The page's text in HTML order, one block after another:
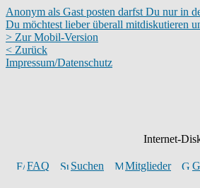
Anonym als Gast posten darfst Du nur in
Du möchtest lieber überall mitdiskutieren
> Zur Mobil-Version
< Zurück
Impressum/Datenschutz
Internet-
FAQ Suchen Mitglieder